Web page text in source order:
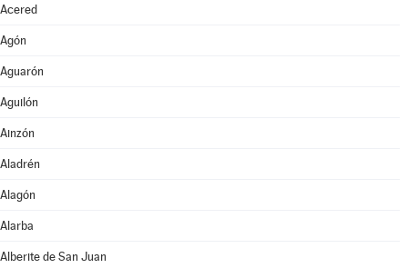
Acered
Agón
Aguarón
Aguilón
Ainzón
Aladrén
Alagón
Alarba
Alberite de San Juan